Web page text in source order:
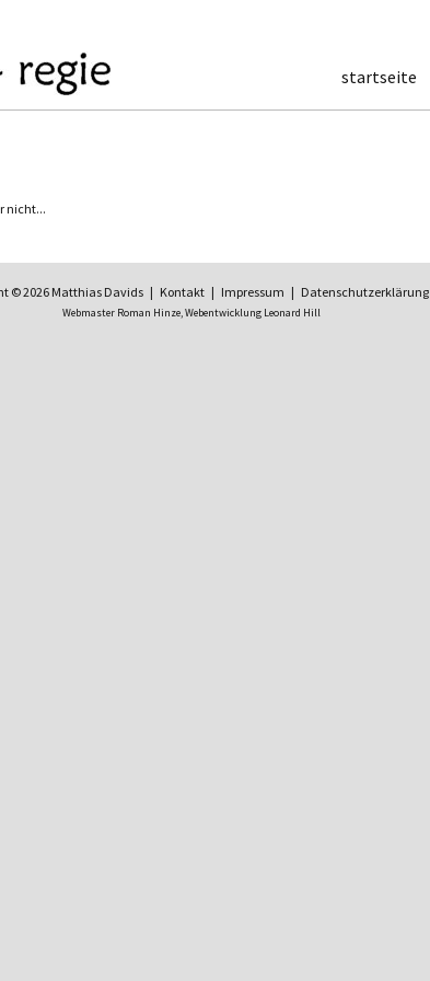
startseite
nicht...
© 2026 Matthias Davids | Kontakt| Impressum | Datenschutzerklärung
Webmaster Roman Hinze,Webentwicklung Leonard Hill